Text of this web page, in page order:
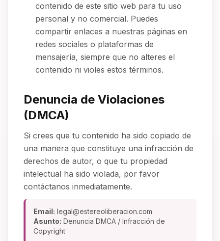
contenido de este sitio web para tu uso
personal y no comercial. Puedes
compartir enlaces a nuestras páginas en
redes sociales o plataformas de
mensajería, siempre que no alteres el
contenido ni violes estos términos.
Denuncia de Violaciones
(DMCA)
Si crees que tu contenido ha sido copiado de
una manera que constituye una infracción de
derechos de autor, o que tu propiedad
intelectual ha sido violada, por favor
contáctanos inmediatamente.
Email: legal@estereoliberacion.com
Asunto: Denuncia DMCA / Infracción de
Copyright